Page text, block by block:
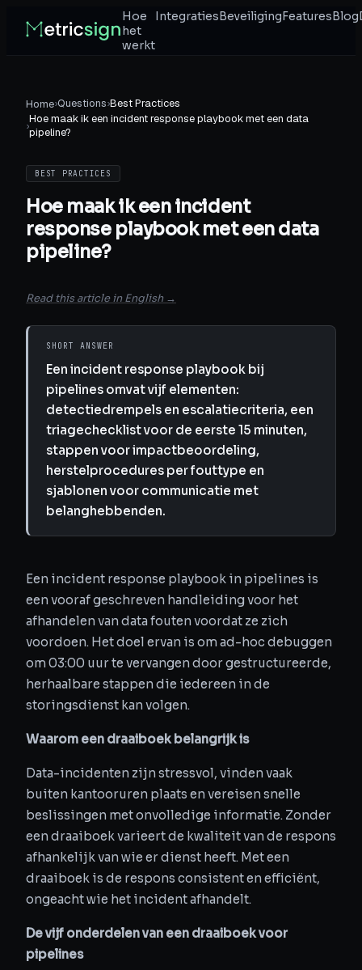
Hoe
het
werkt
IntegratiesBeveiligingFeaturesBlog
Home›Questions›Best Practices
›Hoe maak ik een incident response playbook met een data
pipeline?
BEST PRACTICES
Hoe maak ik een incident
response playbook met een data
pipeline?
Read this article in English →
SHORT ANSWER
Een incident response playbook bij
pipelines omvat vijf elementen:
detectiedrempels en escalatiecriteria, een
triagechecklist voor de eerste 15 minuten,
stappen voor impactbeoordeling,
herstelprocedures per fouttype en
sjablonen voor communicatie met
belanghebbenden.
Een incident response playbook in pipelines is
een vooraf geschreven handleiding voor het
afhandelen van data fouten voordat ze zich
voordoen. Het doel ervan is om ad-hoc debuggen
om 03:00 uur te vervangen door gestructureerde,
herhaalbare stappen die iedereen in de
storingsdienst kan volgen.
Waarom een draaiboek belangrijk is
Data-incidenten zijn stressvol, vinden vaak
buiten kantooruren plaats en vereisen snelle
beslissingen met onvolledige informatie. Zonder
een draaiboek varieert de kwaliteit van de respons
afhankelijk van wie er dienst heeft. Met een
draaiboek is de respons consistent en efficiënt,
ongeacht wie het incident afhandelt.
De vijf onderdelen van een draaiboek voor
pipelines